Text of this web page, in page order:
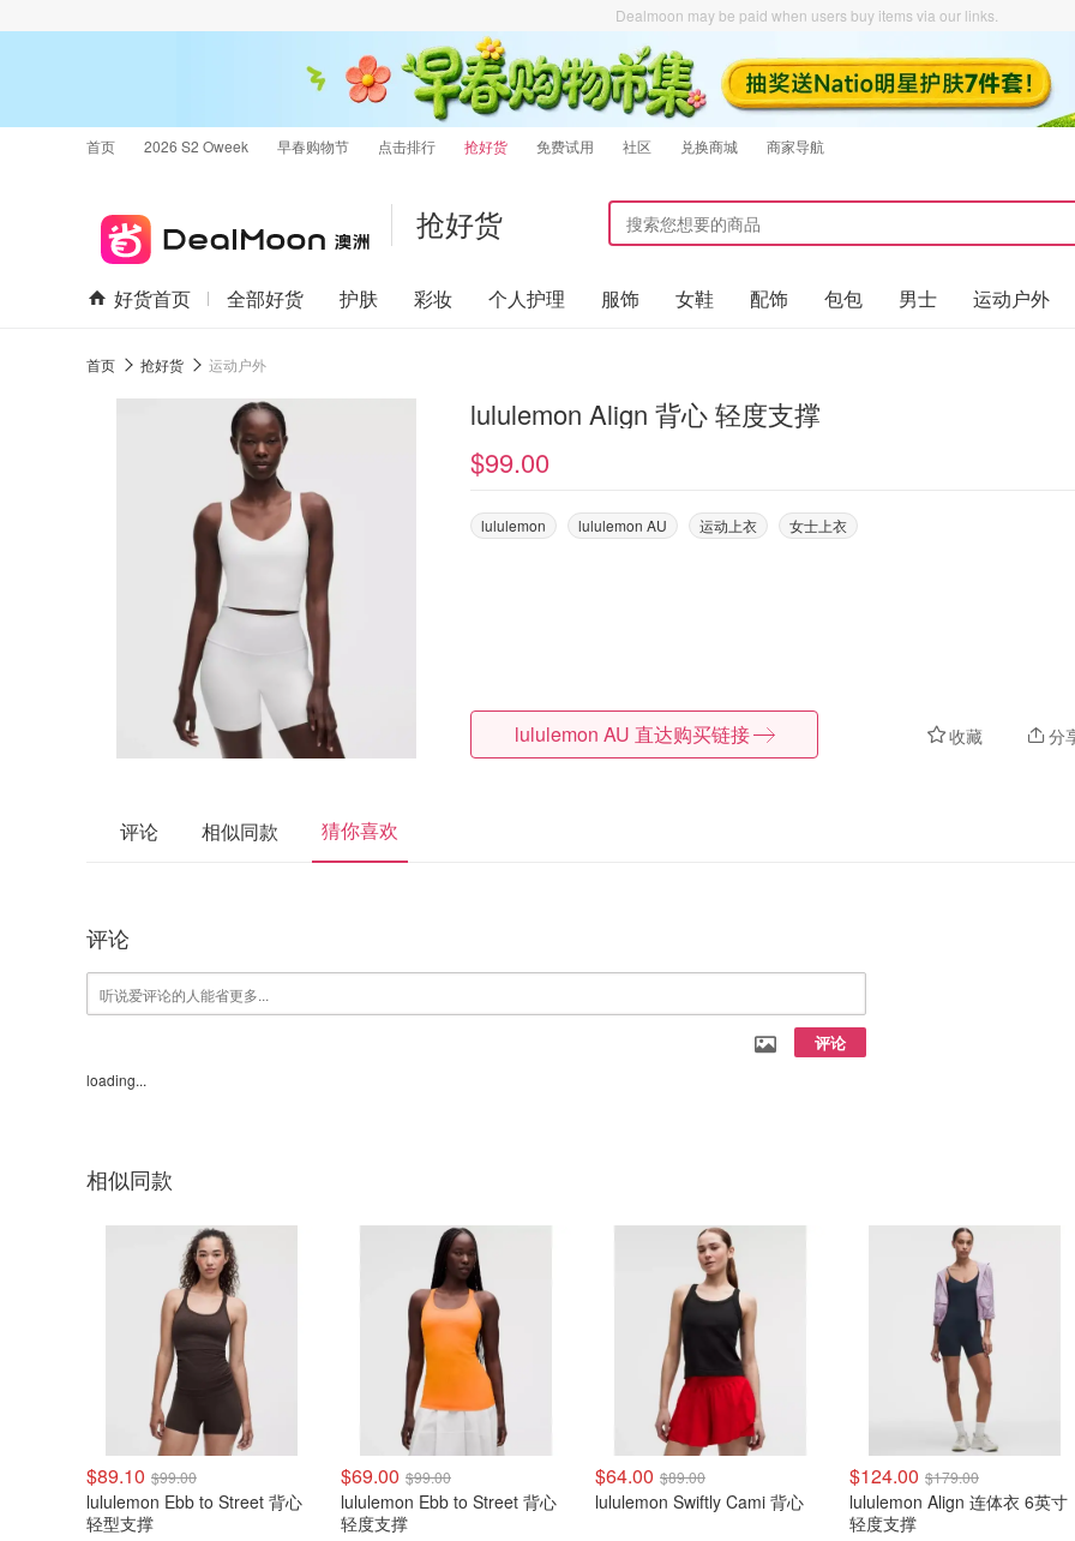
Dealmoon may be paid when users buy items via our links.
首页 2026 S2 Oweek 早春购物节 点击排行 抢好货 免费试用 社区 兑换商城 商家导航
抢好货
好货首页 全部好货 护肤 彩妆 个人护理 服饰 女鞋 配饰 包包 男士 运动户外
首页 抢好货 运动户外
lululemon Align 背心 轻度支撑
$99.00
lululemon lululemon AU 运动上衣 女士上衣
收藏 分
lululemon AU 直达购买链接
评论 相似同款 猜你喜欢
评论
评论
loading...
相似同款
$89.10 $99.00
lululemon Ebb to Street 背心
轻型支撑
$69.00 $99.00
lululemon Ebb to Street 背心
轻度支撑
$64.00 $89.00
lululemon Swiftly Cami 背心
$124.00 $179.00
lululemon Align 连体衣 6英寸
轻度支撑